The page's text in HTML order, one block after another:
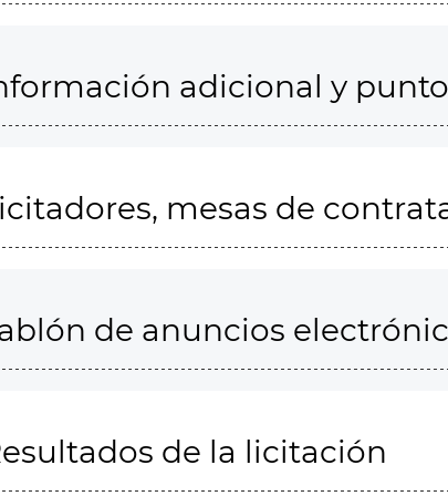
adicional y
mesas de
de anuncios
de la licitación